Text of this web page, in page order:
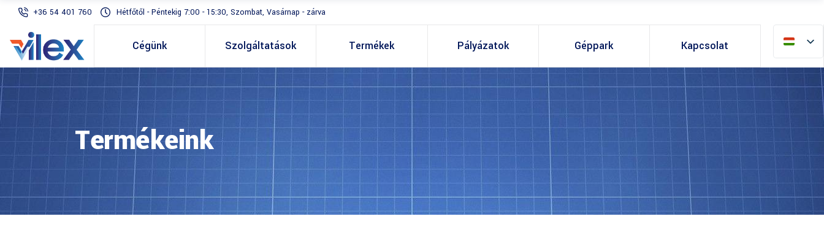
+36 54 401 760 Hétfőtől - Péntekig 7:00 - 15:30, Szombat, Vasárnap - zárva
Cégünk Szolgáltatások Termékek Pályázatok Géppark Kapcsolat
Termékeink